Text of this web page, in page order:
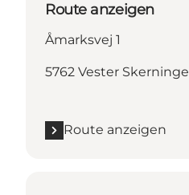
Route anzeigen
Åmarksvej 1
5762 Vester Skerninge
Route anzeigen